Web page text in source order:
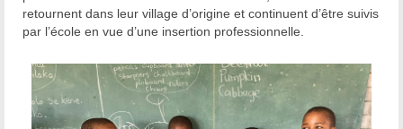
retournent dans leur village d’origine et continuent d’être suivis
par l’école en vue d’une insertion professionnelle.